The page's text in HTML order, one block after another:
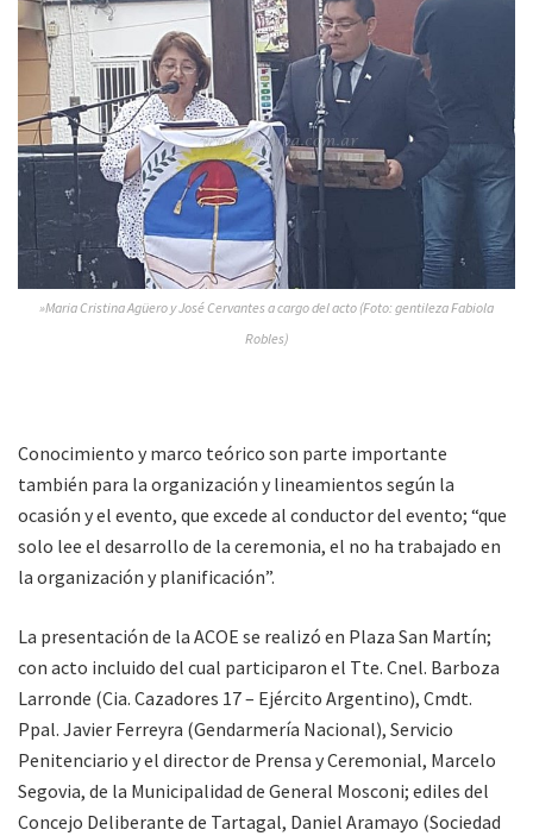
»Maria Cristina Agüero y José Cervantes a cargo del acto (Foto: gentileza Fabiola
Robles)
Conocimiento y marco teórico son parte importante
también para la organización y lineamientos según la
ocasión y el evento, que excede al conductor del evento; “que
solo lee el desarrollo de la ceremonia, el no ha trabajado en
la organización y planificación”.
La presentación de la ACOE se realizó en Plaza San Martín;
con acto incluido del cual participaron el Tte. Cnel. Barboza
Larronde (Cia. Cazadores 17 – Ejército Argentino), Cmdt.
Ppal. Javier Ferreyra (Gendarmería Nacional), Servicio
Penitenciario y el director de Prensa y Ceremonial, Marcelo
Segovia, de la Municipalidad de General Mosconi; ediles del
Concejo Deliberante de Tartagal, Daniel Aramayo (Sociedad